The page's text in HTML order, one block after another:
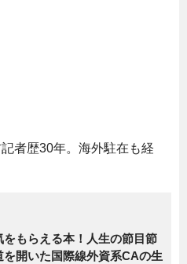
者歴30年。海外駐在も経
をもらえる本！人生の節目節
を開いた国際線外資系CAの生